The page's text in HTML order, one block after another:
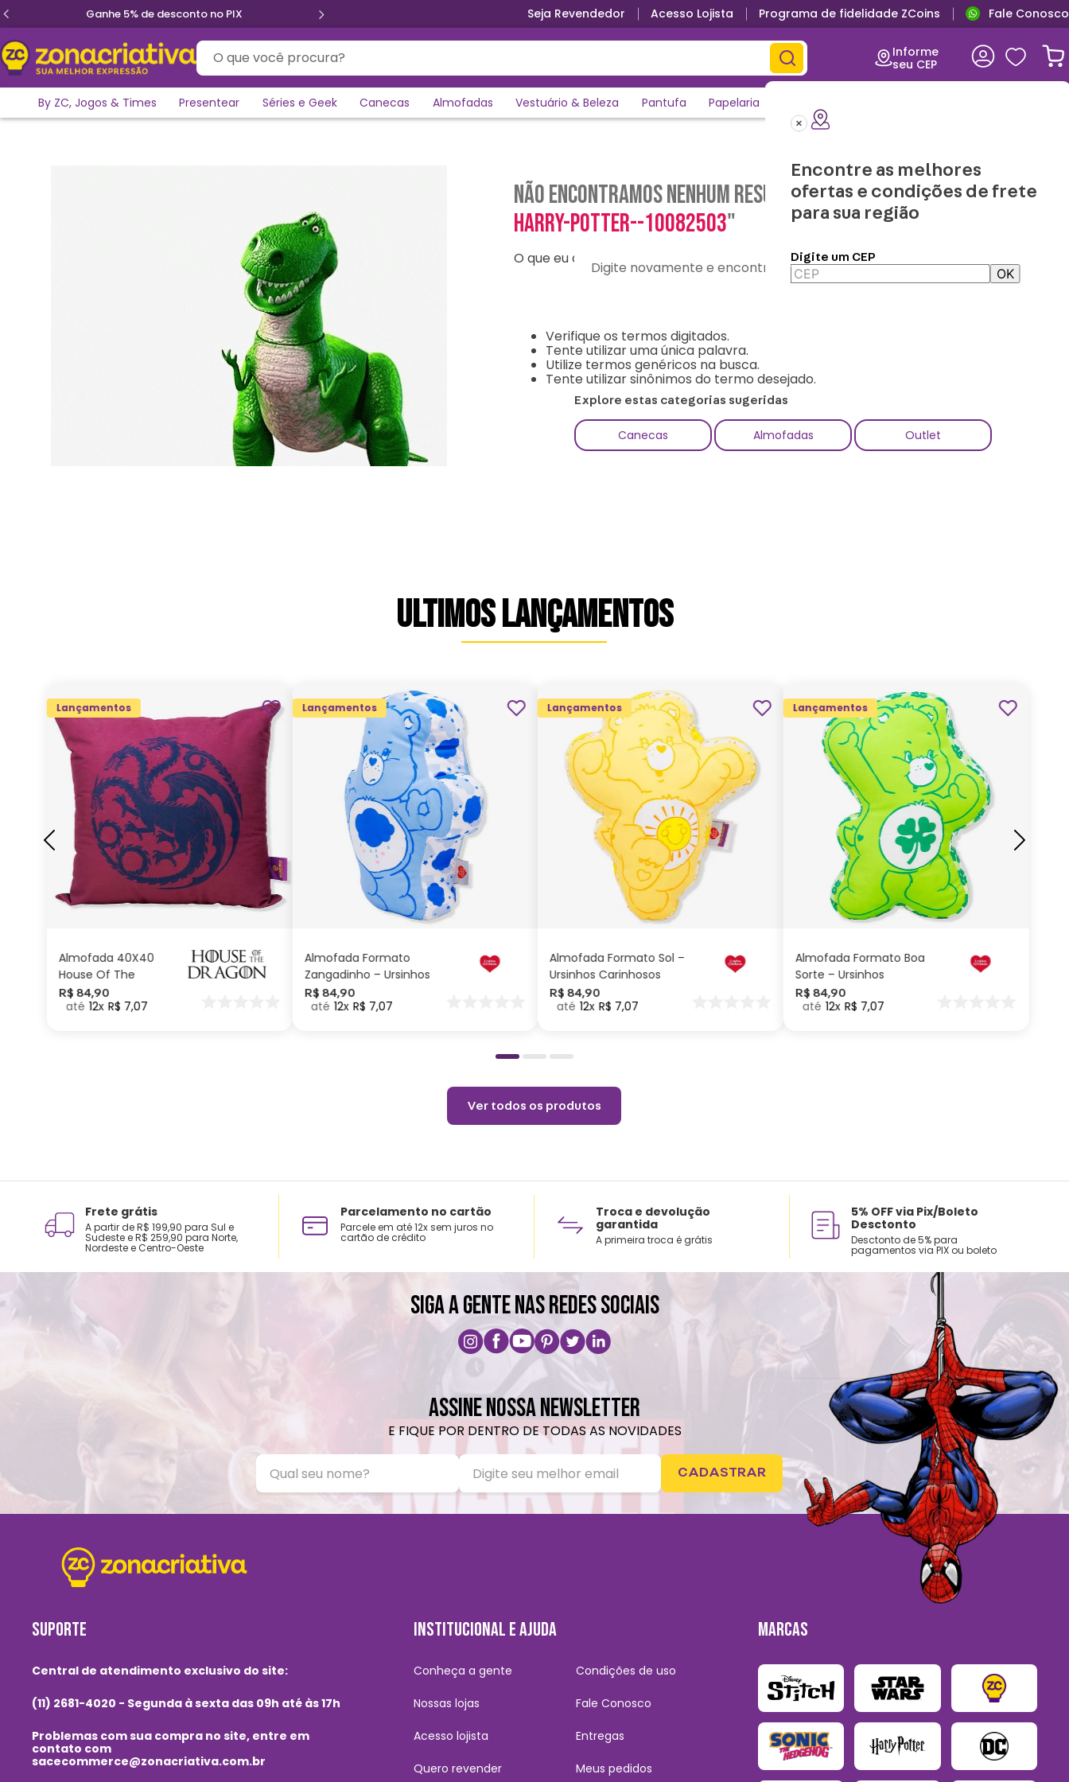
Ganhe 5% de desconto no PIX Seja Revendedor Acesso Lojista Programa de fidelidade ZCoins Fale Conosco
O que você procura?
Informe
seu CEP
Encontre as melhores
ofertas e condições de frete
para sua região
Digite um CEP
OK
By ZC, Jogos & Times Presentear Séries e Geek Canecas Almofadas Vestuário & Beleza Pantufa Papelaria
Não encontramos nenhum resultado para "pin-decorativo-
harry-potter--10082503"
O que eu devo fazer?
Verifique os termos digitados.
Tente utilizar uma única palavra.
Utilize termos genéricos na busca.
Tente utilizar sinônimos do termo desejado.
Digite novamente e encontre o que precisa
Explore estas categorias sugeridas
Canecas Almofadas Outlet
ULTIMOS LANÇAMENTOS
Lançamentos
Almofada 40X40
House Of The
Dragon
R$ 84,90
12 R$ 7,07
ADICIONAR AO
Lançamentos
Almofada Formato
Zangadinho – Ursinhos
Carinhosos
R$ 84,90
12 R$ 7,07
ADICIONAR AO
CARRINHO
Lançamentos
Almofada Formato Sol –
Ursinhos Carinhosos
R$ 84,90
12 R$ 7,07
ADICIONAR AO
CARRINHO
Lançamentos
Almofada Formato Boa
Sorte – Ursinhos
Carinhosos
R$ 84,90
12 R$ 7,07
ADICIONAR AO
CARRINHO
Ver todos os produtos
Frete grátis
A partir de R$ 199,90 para Sul e
Sudeste e R$ 259,90 para Norte,
Nordeste e Centro-Oeste
Parcelamento no cartão
Parcele em até 12x sem juros no
cartão de crédito
Troca e devolução
garantida
A primeira troca é grátis
5% OFF via Pix/Boleto
Desctonto
Desctonto de 5% para
pagamentos via PIX ou boleto
SIGA A GENTE NAS REDES SOCIAIS
ASSINE NOSSA NEWSLETTER
E FIQUE POR DENTRO DE TODAS AS NOVIDADES
CADASTRAR
SUPORTE
Central de atendimento exclusivo do site:
(11) 2681-4020 - Segunda à sexta das 09h até às 17h
Problemas com sua compra no site, entre em
contato com
sacecommerce@zonacriativa.com.br
INSTITUCIONAL E AJUDA
Conheça a gente
Nossas lojas
Acesso lojista
Quero revender
Condições de uso
Fale Conosco
Entregas
Meus pedidos
MARCAS